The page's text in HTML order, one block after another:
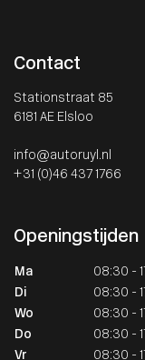
Contact
Stationstraat 85
6181 AE Elsloo
info@autoruyl.nl
+31 (0)46 437 1766
Openingstijden
Ma
08:30 -
Di
08:30 -
Wo
08:30 -
Do
08:30 -
Vr
08:30 -